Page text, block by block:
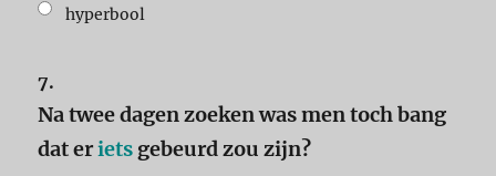
hyperbool
7.
Na twee dagen zoeken was men toch bang
dat eriets gebeurd zou zijn?